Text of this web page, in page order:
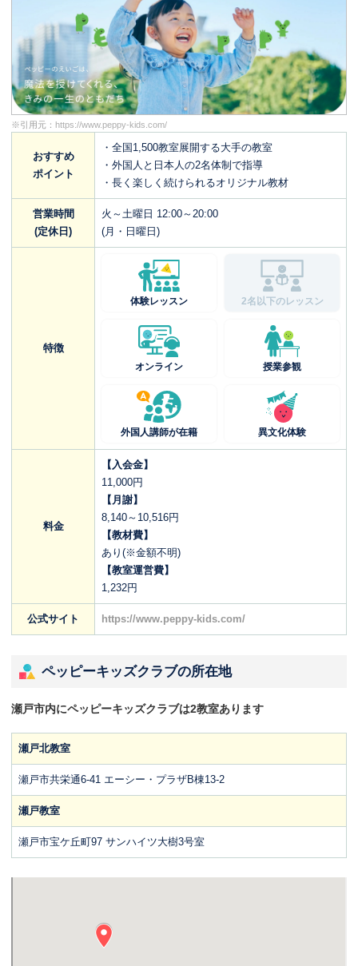
※引用元： https://www.peppy-kids.com/
おすすめ
ポイント
・全国1,500教室展開する大手の教室
・外国人と日本人の2名体制で指導
・長く楽しく続けられるオリジナル教材
営業時間
(定休日)
火～土曜日 12:00～20:00
(月・日曜日)
特徴
体験レッスン 2名以下のレッスン
オンライン 授業参観
外国人講師が在籍 異文化体験
料金
【入会金】
11,000円
【月謝】
8,140～10,516円
【教材費】
あり(※金額不明)
【教室運営費】
1,232円
公式サイト https://www.peppy-kids.com/
ペッピーキッズクラブの所在地
瀬戸市内にペッピーキッズクラブは2教室あります
瀬戸北教室
瀬戸市共栄通6-41 エーシー・プラザB棟13-2
瀬戸教室
瀬戸市宝ケ丘町97 サンハイツ大樹3号室